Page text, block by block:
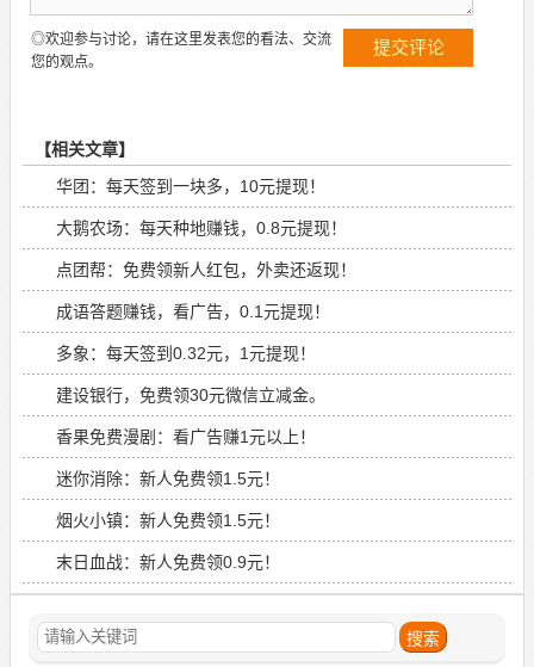
◎欢迎参与讨论，请在这里发表您的看法、交流
您的观点。
【相关文章】
华团：每天签到一块多，10元提现！
大鹅农场：每天种地赚钱，0.8元提现！
点团帮：免费领新人红包，外卖还返现！
成语答题赚钱，看广告，0.1元提现！
多象：每天签到0.32元，1元提现！
建设银行，免费领30元微信立减金。
香果免费漫剧：看广告赚1元以上！
迷你消除：新人免费领1.5元！
烟火小镇：新人免费领1.5元！
末日血战：新人免费领0.9元！